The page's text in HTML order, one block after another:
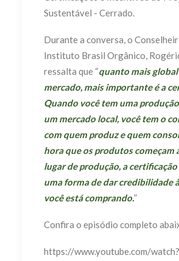
Sustentável - Cerrado.
Durante a conversa, o
Instituto Brasil Orgânico,
ressalta que “quanto mais global
mercado, mais importante é a
Quando você tem uma
um mercado local, você tem o
com quem produz e quem
hora que os produtos começam
lugar de produção, a certificação
uma forma de dar credibilidade
você está comprando.”
Confira o episódio completo
https://www.youtube.com/watch?